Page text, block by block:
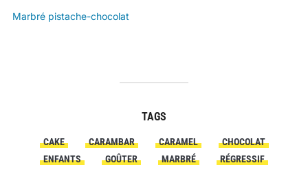
Marbré pistache-chocolat
TAGS
CAKE CARAMBAR CARAMEL
CHOCOLAT
ENFANTS
GOÛTER MARBRÉ RÉGRESSIF